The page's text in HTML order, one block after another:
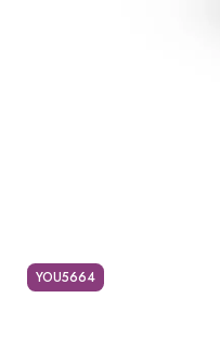
YOU5664